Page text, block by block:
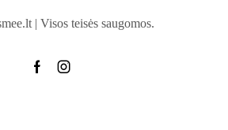
| Visos teisės saugomos.